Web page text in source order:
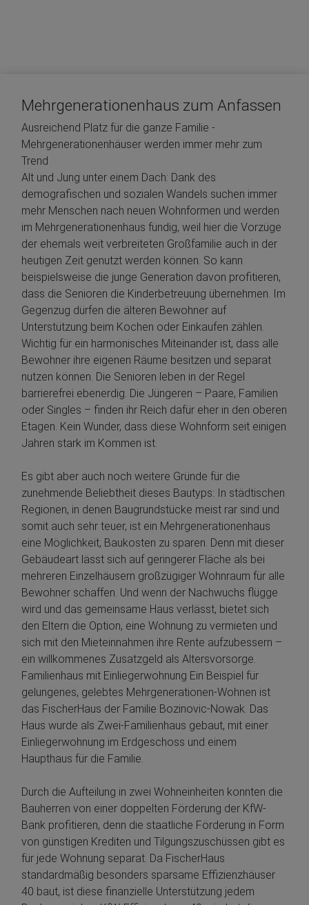
Mehrgenerationenhaus zum Anfassen
Ausreichend Platz für die ganze Familie -
Mehrgenerationenhäuser werden immer mehr zum
Trend
Alt und Jung unter einem Dach: Dank des
demografischen und sozialen Wandels suchen immer
mehr Menschen nach neuen Wohnformen und werden
im Mehrgenerationenhaus fündig, weil hier die Vorzüge
der ehemals weit verbreiteten Großfamilie auch in der
heutigen Zeit genutzt werden können. So kann
beispielsweise die junge Generation davon profitieren,
dass die Senioren die Kinderbetreuung übernehmen. Im
Gegenzug dürfen die älteren Bewohner auf
Unterstützung beim Kochen oder Einkaufen zählen.
Wichtig für ein harmonisches Miteinander ist, dass alle
Bewohner ihre eigenen Räume besitzen und separat
nutzen können. Die Senioren leben in der Regel
barrierefrei ebenerdig. Die Jüngeren – Paare, Familien
oder Singles – finden ihr Reich dafür eher in den oberen
Etagen. Kein Wunder, dass diese Wohnform seit einigen
Jahren stark im Kommen ist.
Es gibt aber auch noch weitere Gründe für die
zunehmende Beliebtheit dieses Bautyps: In städtischen
Regionen, in denen Baugrundstücke meist rar sind und
somit auch sehr teuer, ist ein Mehrgenerationenhaus
eine Möglichkeit, Baukosten zu sparen. Denn mit dieser
Gebäudeart lässt sich auf geringerer Fläche als bei
mehreren Einzelhäusern großzügiger Wohnraum für alle
Bewohner schaffen. Und wenn der Nachwuchs flügge
wird und das gemeinsame Haus verlässt, bietet sich
den Eltern die Option, eine Wohnung zu vermieten und
sich mit den Mieteinnahmen ihre Rente aufzubessern –
ein willkommenes Zusatzgeld als Altersvorsorge.
Familienhaus mit Einliegerwohnung Ein Beispiel für
gelungenes, gelebtes Mehrgenerationen-Wohnen ist
das FischerHaus der Familie Bozinovic-Nowak. Das
Haus wurde als Zwei-Familienhaus gebaut, mit einer
Einliegerwohnung im Erdgeschoss und einem
Haupthaus für die Familie.
Durch die Aufteilung in zwei Wohneinheiten konnten die
Bauherren von einer doppelten Förderung der KfW-
Bank profitieren, denn die staatliche Förderung in Form
von günstigen Krediten und Tilgungszuschüssen gibt es
für jede Wohnung separat. Da FischerHaus
standardmäßig besonders sparsame Effizienzhäuser
40 baut, ist diese finanzielle Unterstützung jedem